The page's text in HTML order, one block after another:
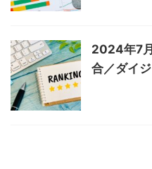
2024年7
合／ダイジ